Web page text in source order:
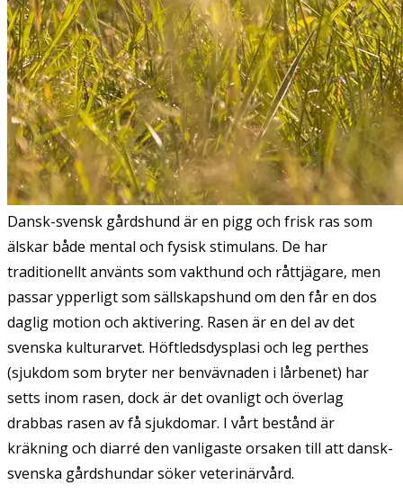
Dansk-svensk gårdshund är en pigg och frisk ras som
älskar både mental och fysisk stimulans. De har
traditionellt använts som vakthund och råttjägare, men
passar ypperligt som sällskapshund om den får en dos
daglig motion och aktivering. Rasen är en del av det
svenska kulturarvet. Höftledsdysplasi och leg perthes
(sjukdom som bryter ner benvävnaden i lårbenet) har
setts inom rasen, dock är det ovanligt och överlag
drabbas rasen av få sjukdomar. I vårt bestånd är
kräkning och diarré den vanligaste orsaken till att dansk-
svenska gårdshundar söker veterinärvård.